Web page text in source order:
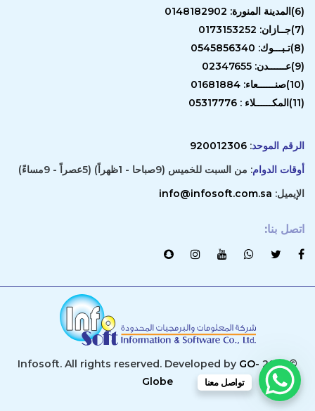
(6)المدينة المنورة: 0148182902
(7)جــازان: 0173153252
(8)تـبـــوك: 0545856340
(9)عــــــدن: 02347655
(10)صنــــــعاء: 01681884
(11)المكــــــلاء : 05317776
الرقم الموحد:
920012306
أوقات الدوام: من السبت للخميس (9صباحا - 1ظهراً) (5عصراً - 9مساءً)
الإيميل: info@infosoft.com.sa
اتصل بنا:
© 2019 Infosoft. All rights reserved. Developed by
GO-
Globe
تواصل معنا